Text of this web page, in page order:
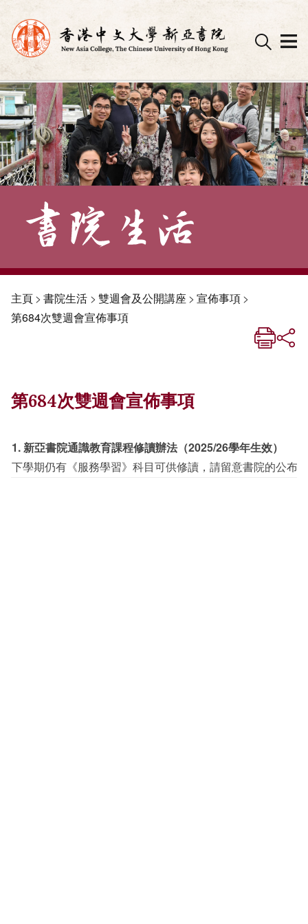
Skip
to
content
主頁> 書院生活 > 雙週會及公開講座 > 宣佈事項>
第684次雙週會宣佈事項
第684次雙週會宣佈事項
1.新亞書院通識教育課程修讀辦法（2025/26學年生效）
下學期仍有《服務學習》科目可供修讀，請留意書院的公布。